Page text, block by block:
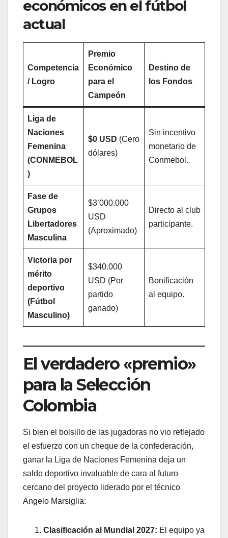
económicos en el fútbol
actual
Competencia
/ Logro
Premio
Económico
para el
Campeón
Destino de
los Fondos
Liga de
Naciones
Femenina
(CONMEBOL
)
$0 USD (Cero
dólares)
Sin incentivo
monetario de
Conmebol.
Fase de
Grupos
Libertadores
Masculina
$3’000.000
USD
(Aproximado)
Directo al club
participante.
Victoria por
mérito
deportivo
(Fútbol
Masculino)
$340.000
USD (Por
partido
ganado)
Bonificación
al equipo.
El verdadero «premio»
para la Selección
Colombia
Si bien el bolsillo de las jugadoras no vio reflejado
el esfuerzo con un cheque de la confederación,
ganar la Liga de Naciones Femenina deja un
saldo deportivo invaluable de cara al futuro
cercano del proyecto liderado por el técnico
Angelo Marsiglia:
Clasificación al Mundial 2027: El equipo ya